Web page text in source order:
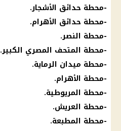
-محطة حدائق الأشجار.
-محطة حدائق الأهرام.
-محطة النصر.
-محطة المتحف المصري الكبير.
-محطة ميدان الرماية.
-محطة الأهرام.
-محطة المريوطية.
-محطة العريش.
-محطة المطبعة.